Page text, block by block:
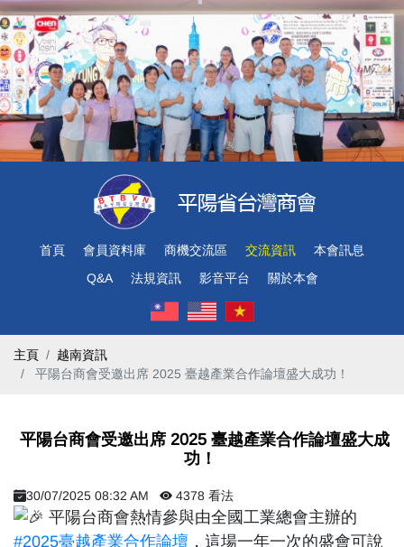
首頁 會員資料庫 商機交流區 交流資訊
本會訊息
Q&A
法規資訊 影音平台 關於本會
主頁
越南資訊
​ 平陽台商會受邀出席 2025 臺越產業合作論壇盛大成功！ ​
​ 平陽台商會受邀出席 2025 臺越產業合作論壇盛大成
功！ ​
30/07/2025 08:32 AM 4378 看法
平陽台商會熱情參與由全國工業總會主辦的
#2025臺越產業合作論壇 ，這場一年一次的盛會可說